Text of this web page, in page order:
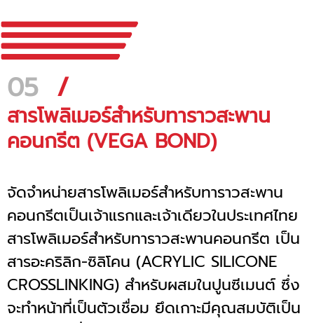
05 /
สารโพลิเมอร์สำหรับทาราวสะพาน
คอนกรีต (VEGA BOND)
จัดจำหน่ายสารโพลิเมอร์สำหรับทาราวสะพาน
คอนกรีตเป็นเจ้าแรกและเจ้าเดียวในประเทศไทย
สารโพลิเมอร์สำหรับทาราวสะพานคอนกรีต เป็น
สารอะคริลิก-ซิลิโคน (ACRYLIC SILICONE
CROSSLINKING) สำหรับผสมในปูนซีเมนต์ ซึ่ง
จะทำหน้าที่เป็นตัวเชื่อม ยึดเกาะมีคุณสมบัติเป็น